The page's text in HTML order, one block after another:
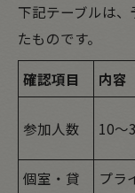
下記テーブルは
たものです。
確認項目 内容
参加人数 10〜
個室・貸
プラ